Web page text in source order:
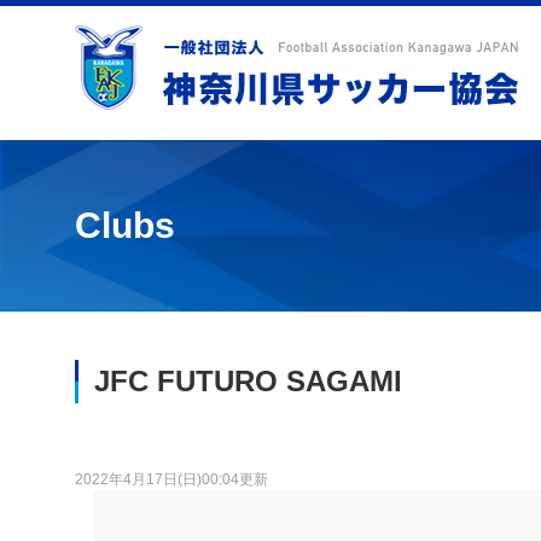
Clubs
JFC FUTURO SAGAMI
2022年4月17日(日)00:04更新